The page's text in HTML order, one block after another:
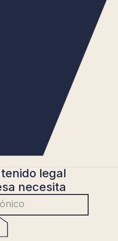
legal
necesita